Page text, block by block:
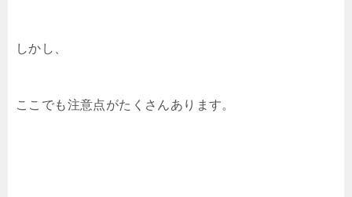
しかし、
ここでも注意点がたくさんあります。